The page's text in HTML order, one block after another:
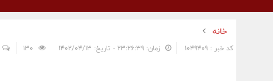
خانه
کد خبر : 1049409 زمان: ۲۳:۲۶:۳۹ - تاریخ: ۱۴۰۲/۰۴/۱۳